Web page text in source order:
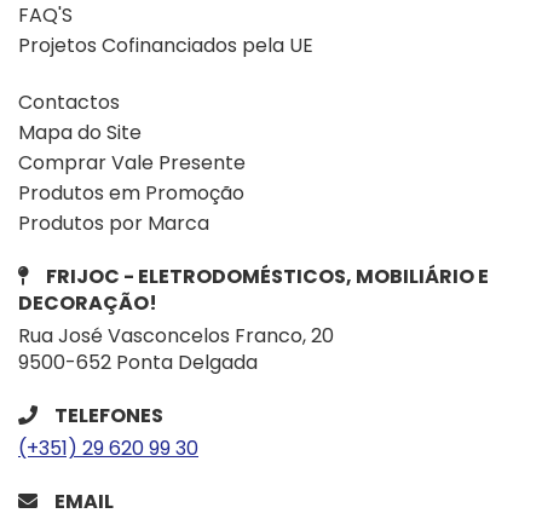
FAQ'S
Projetos Cofinanciados pela UE
Contactos
Mapa do Site
Comprar Vale Presente
Produtos em Promoção
Produtos por Marca
FRIJOC - ELETRODOMÉSTICOS, MOBILIÁRIO E
DECORAÇÃO!
Rua José Vasconcelos Franco, 20
9500-652 Ponta Delgada
TELEFONES
(+351) 29 620 99 30
EMAIL